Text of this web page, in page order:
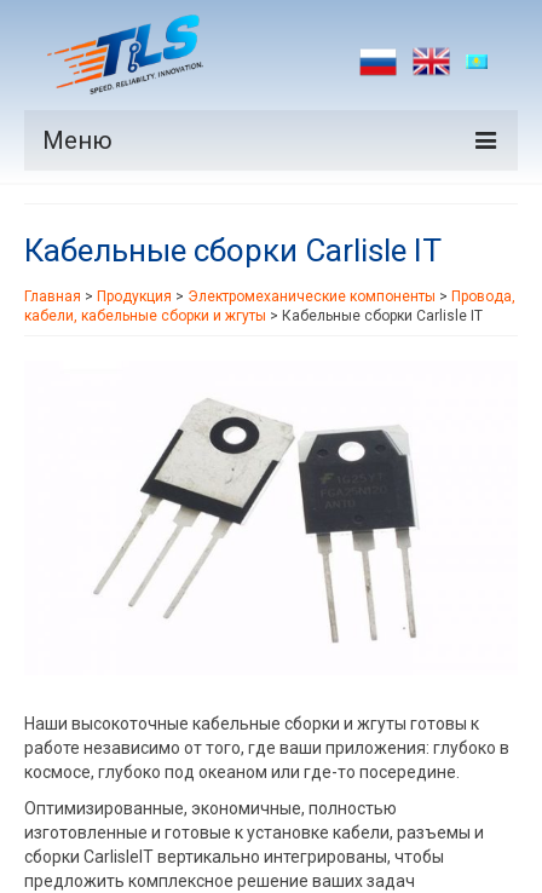
Меню
Производители
Рынки
Кабельные сборки Carlisle IT
Главная > Продукция > Электромеханические компоненты > Провода,
кабели, кабельные сборки и жгуты > Кабельные сборки Carlisle IT
Наши высокоточные кабельные сборки и жгуты готовы к
работе независимо от того, где ваши приложения: глубоко в
космосе, глубоко под океаном или где-то посередине.
Оптимизированные, экономичные, полностью
изготовленные и готовые к установке кабели, разъемы и
сборки CarlisleIT вертикально интегрированы, чтобы
предложить комплексное решение ваших задач